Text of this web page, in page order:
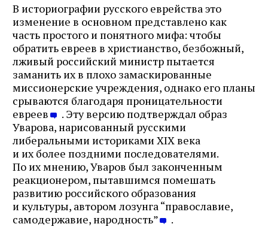
В историографии русского еврейства это
изменение в основном представлено как
часть простого и понятного мифа: чтобы
обратить евреев в христианство, безбожный,
лживый российский министр пытается
заманить их в плохо замаскированные
миссионерские учреждения, однако его планы
срываются благодаря проницательности
евреев
. Эту версию подтверждал образ
Уварова, нарисованный русскими
либеральными историками XIX века
и их более поздними последователями.
По их мнению, Уваров был законченным
реакционером, пытавшимся помешать
развитию российского образования
и культуры, автором лозунга “православие,
самодержавие, народность”
.